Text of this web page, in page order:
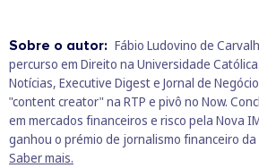
Sobre o autor: Fábio Ludovino de
percurso em Direito na Universidade
Notícias, Executive Digest e Jornal de
"content creator" na RTP e pivô no Now.
em mercados financeiros e risco pela Nova
ganhou o prémio de jornalismo financeiro da
Saber mais.